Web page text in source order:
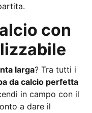
con
larga? Tra tutti i
da calcio perfetta
in campo con il
a dare il